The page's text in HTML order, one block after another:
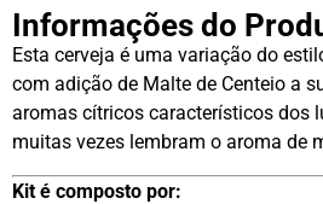
Informações do
Esta cerveja é uma variação do
com adição de Malte de Centeio a
aromas cítricos característicos dos
muitas vezes lembram o aroma de
Kit é composto por: